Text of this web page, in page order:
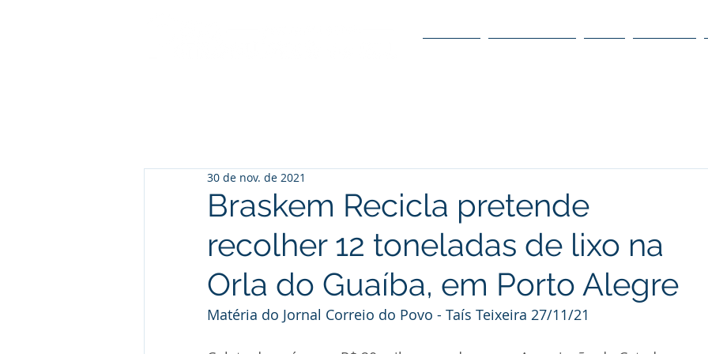
Braskem Recicla pretende
recolher 12 toneladas de lixo na
Orla do Guaíba, em Porto Alegre
30 de nov. de 2021
Matéria do Jornal Correio do Povo - Taís Teixeira 27/11/21